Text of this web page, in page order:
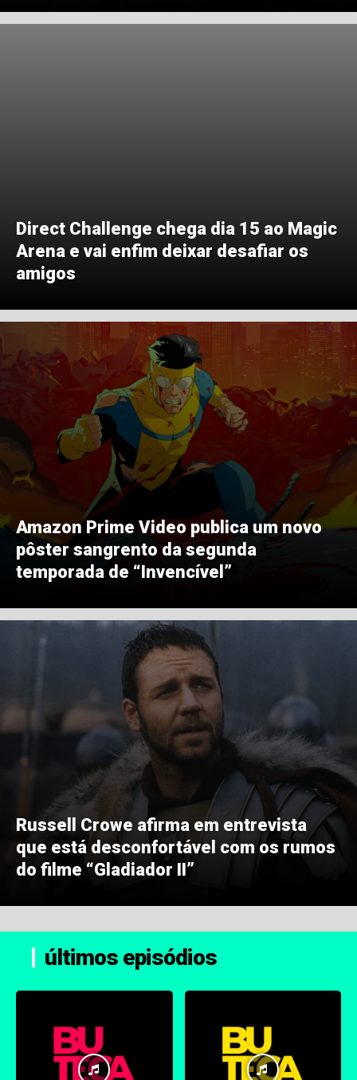
Direct Challenge chega dia 15 ao Magic
Arena e vai enfim deixar desafiar os
amigos
Amazon Prime Video publica um novo
pôster sangrento da segunda
temporada de “Invencível”
Russell Crowe afirma em entrevista
que está desconfortável com os rumos
do filme “Gladiador II”
últimos episódios